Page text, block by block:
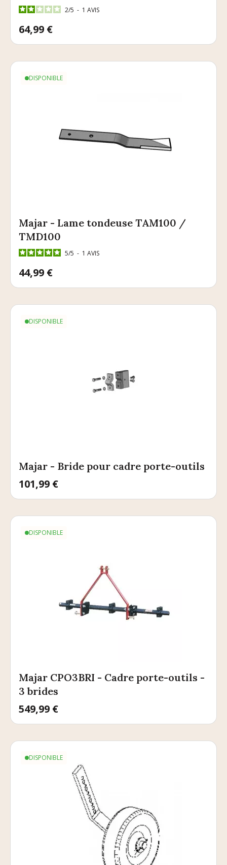
2/5 - 1 AVIS
Prix
64,99 €
DISPONIBLE
Majar - Lame tondeuse TAM100 /
TMD100
5/5 - 1 AVIS
Prix
44,99 €
DISPONIBLE
Majar - Bride pour cadre porte-outils
Prix
101,99 €
DISPONIBLE
Majar CPO3BRI - Cadre porte-outils -
3 brides
Prix
549,99 €
DISPONIBLE